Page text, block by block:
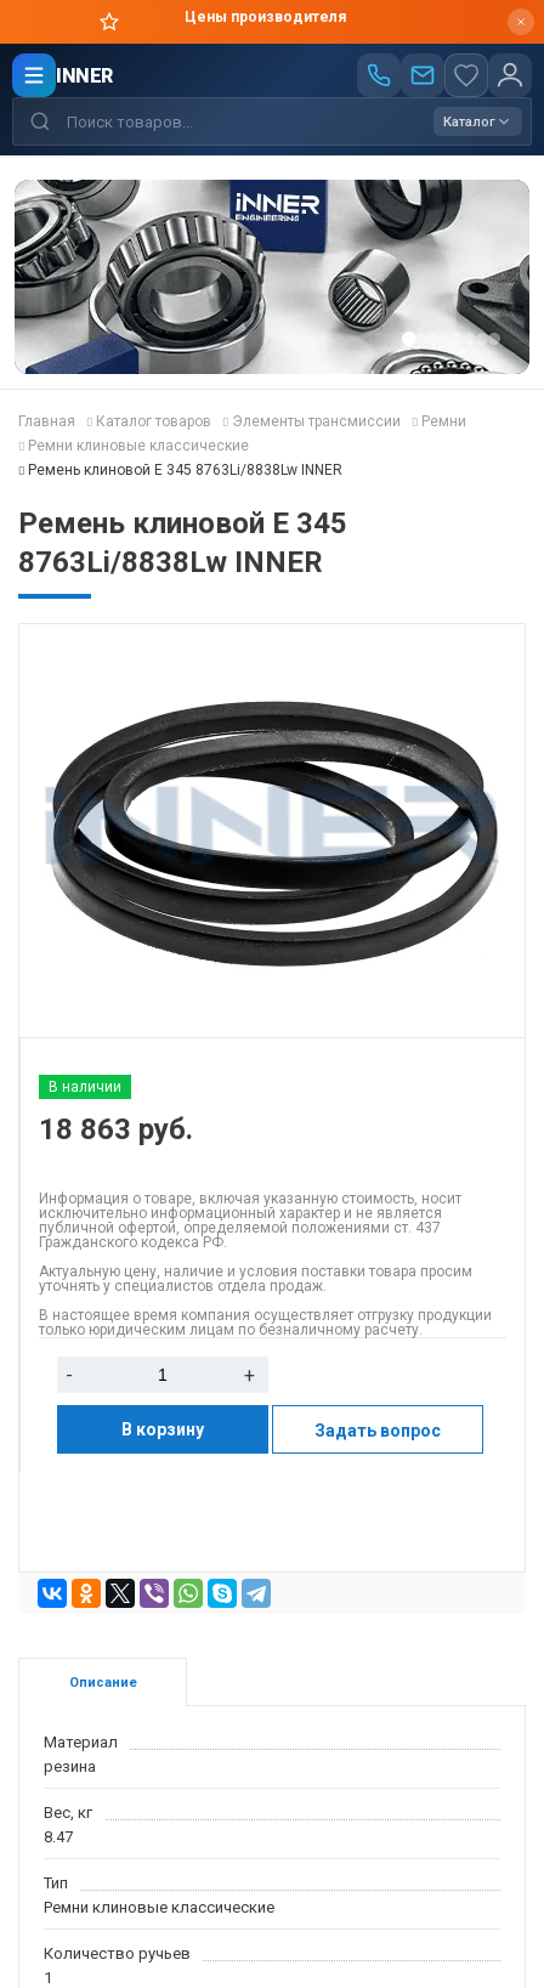
Цены производителя
INNER
Каталог
Главная Каталог товаров Элементы трансмиссии
Ремни
Ремни клиновые классические
Ремень клиновой E 345 8763Li/8838Lw INNER
Ремень клиновой E 345
8763Li/8838Lw INNER
В наличии
18 863 руб.
Информация о товаре, включая указанную стоимость, носит
исключительно информационный характер и не является
публичной офертой, определяемой положениями ст. 437
Гражданского кодекса РФ.
Актуальную цену, наличие и условия поставки товара просим
уточнять у специалистов отдела продаж.
В настоящее время компания осуществляет отгрузку продукции
только юридическим лицам по безналичному расчету.
- +
В корзину Задать вопрос
Описание
Материал
резина
Вес, кг
8.47
Тип
Ремни клиновые классические
Количество ручьев
1